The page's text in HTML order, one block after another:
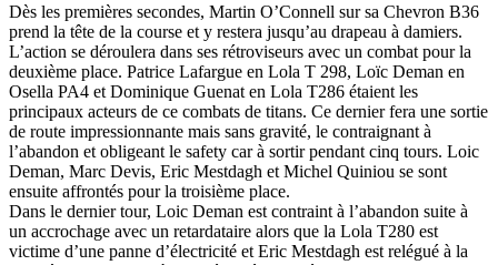
Dès les premières secondes, Martin O’Connell sur sa Chevron B36
prend la tête de la course et y restera jusqu’au drapeau à damiers.
L’action se déroulera dans ses rétroviseurs avec un combat pour la
deuxième place. Patrice Lafargue en Lola T 298, Loïc Deman en
Osella PA4 et Dominique Guenat en Lola T286 étaient les
principaux acteurs de ce combats de titans. Ce dernier fera une sortie
de route impressionnante mais sans gravité, le contraignant à
l’abandon et obligeant le safety car à sortir pendant cinq tours. Loic
Deman, Marc Devis, Eric Mestdagh et Michel Quiniou se sont
ensuite affrontés pour la troisième place.
Dans le dernier tour, Loic Deman est contraint à l’abandon suite à
un accrochage avec un retardataire alors que la Lola T280 est
victime d’une panne d’électricité et Eric Mestdagh est relégué à la